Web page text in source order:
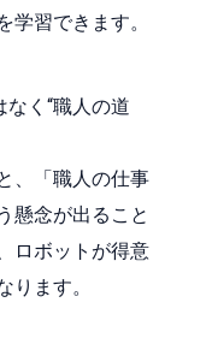
習できます。
なく“職人の道
、「職人の仕事
懸念が出ること
ロボットが得意
ります。